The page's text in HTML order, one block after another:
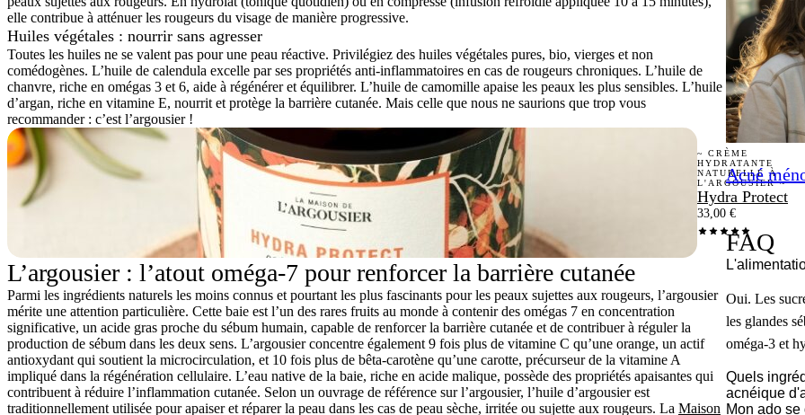
elle contribue à atténuer les rougeurs du visage de manière progressive.
Huiles végétales : nourrir sans agresser
Toutes les huiles ne se valent pas pour une peau réactive. Privilégiez des huiles végétales pures, bio, vierges et non
comédogènes. L’huile de calendula excelle par ses propriétés anti-inflammatoires en cas de rougeurs chroniques. L’huile de
chanvre, riche en omégas 3 et 6, aide à régénérer et équilibrer. L’huile de camomille apaise les peaux les plus sensibles. L’huile
d’argan, riche en vitamine E, nourrit et protège la barrière cutanée. Mais celle que nous ne saurions que trop vous
recommander : c’est l’argousier !
~ CRÈME
HYDRATANTE
NATURELLE À
L'ARGOUSIER ~
Hydra Protect
33,00 €
L’argousier : l’atout oméga-7 pour renforcer la barrière cutanée
Parmi les ingrédients naturels les moins connus et pourtant les plus fascinants pour les peaux sujettes aux rougeurs, l’argousier
mérite une attention particulière. Cette baie est l’un des rares fruits au monde à contenir des omégas 7 en concentration
significative, un acide gras proche du sébum humain, capable de renforcer la barrière cutanée et de contribuer à réguler la
production de sébum dans les deux sens. L’argousier concentre également 9 fois plus de vitamine C qu’une orange, un actif
antioxydant qui soutient la microcirculation, et 10 fois plus de bêta-carotène qu’une carotte, précurseur de la vitamine A
impliqué dans la régénération cellulaire. L’eau native de la baie, riche en acide malique, possède des propriétés apaisantes qui
contribuent à réduire l’inflammation cutanée. Selon un ouvrage de référence sur l’argousier, l’huile d’argousier est
traditionnellement utilisée pour apaiser et réparer la peau dans les cas de peau sèche, irritée ou sujette aux rougeurs. La Maison
Acné
FAQ
Oui. Les
les glandes
oméga-3 et
Quels
acnéique
Mon ado